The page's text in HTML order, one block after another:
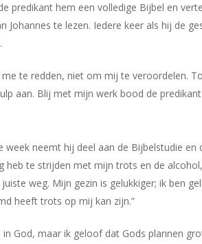
predikant hem een volledige Bijbel en
te lezen. Iedere keer als hij de
te redden, niet om mij te veroordelen.
aan. Blij met mijn werk bood de
neemt hij deel aan de Bijbelstudie
te strijden met mijn trots en de
weg. Mijn gezin is gelukkiger; ik ben
heeft trots op mij kan zijn.”
God, maar ik geloof dat Gods plannen